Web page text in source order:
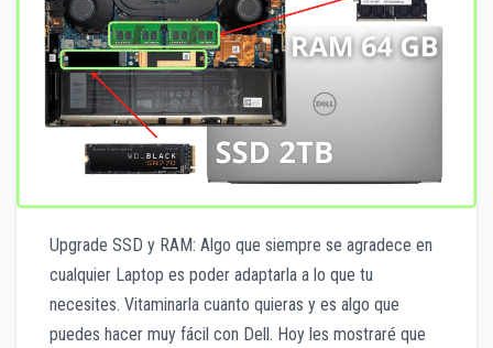
Upgrade SSD y RAM: Algo que siempre se agradece en
cualquier Laptop es poder adaptarla a lo que tu
necesites. Vitaminarla cuanto quieras y es algo que
puedes hacer muy fácil con Dell. Hoy les mostraré que